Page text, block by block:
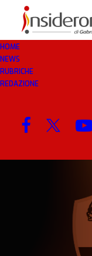
HOME
NEWS
RUBRICHE
REDAZIONE
17 GEN 2019